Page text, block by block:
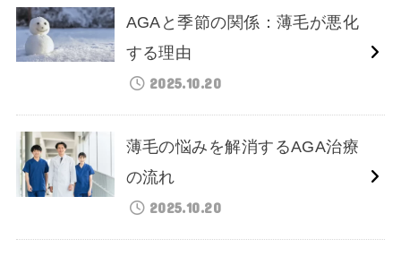
AGAと季節の関係：薄毛が悪化
する理由
2025.10.20
薄毛の悩みを解消するAGA治療
の流れ
2025.10.20